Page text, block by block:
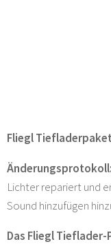
Fliegl
Lichter repariert und
Sound hinzufügen
Das Fliegl